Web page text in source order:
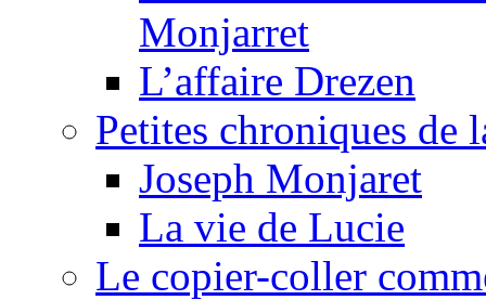
Monjarret
L’affaire Drezen
Petites chroniques de
Joseph Monjaret
La vie de Lucie
Le copier-coller